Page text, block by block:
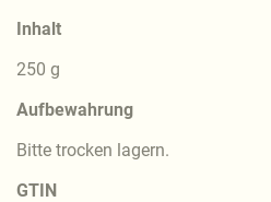
Inhalt
250 g
Aufbewahrung
Bitte trocken lagern.
GTIN